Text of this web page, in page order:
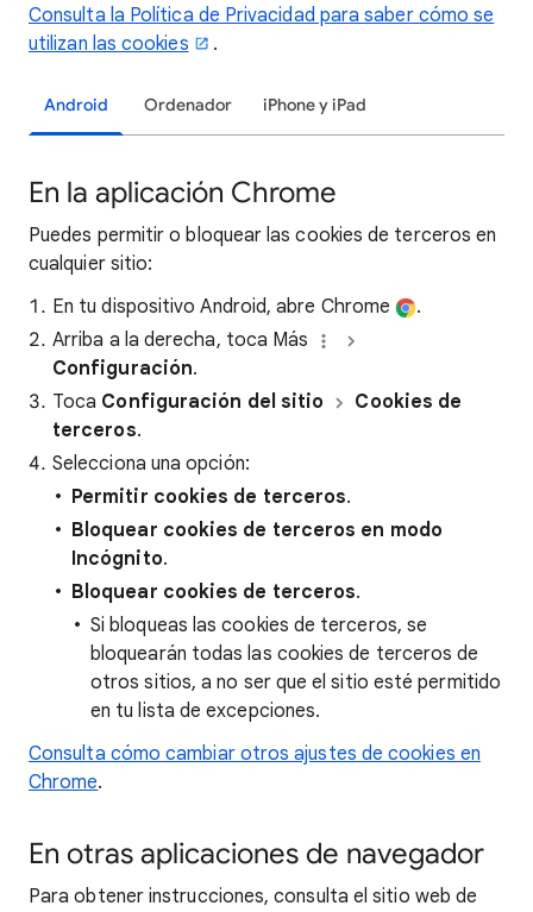
Consulta la Política de Privacidad para saber cómo se
utilizan las cookies
.
Android Ordenador iPhone y iPad
En la aplicación Chrome
Puedes permitir o bloquear las cookies de terceros en
cualquier sitio:
En tu dispositivo Android, abre Chrome
.
Arriba a la derecha, toca Más
Configuración.
Toca Configuración del sitio
Cookies de
terceros.
Selecciona una opción:
Permitir cookies de terceros.
Bloquear cookies de terceros en modo
Incógnito.
Bloquear cookies de terceros.
Si bloqueas las cookies de terceros, se
bloquearán todas las cookies de terceros de
otros sitios, a no ser que el sitio esté permitido
en tu lista de excepciones.
Consulta cómo cambiar otros ajustes de cookies en
Chrome.
En otras aplicaciones de navegador
Para obtener instrucciones, consulta el sitio web de